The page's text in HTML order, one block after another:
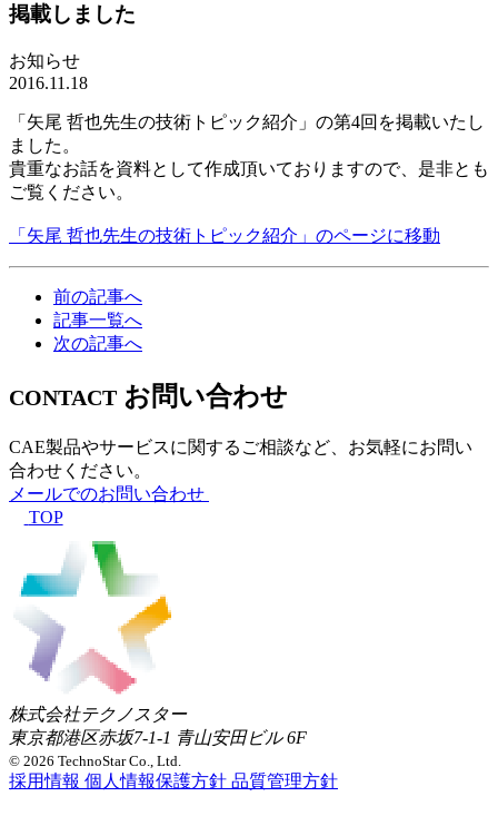
掲載しました
お知らせ
2016.11.18
「矢尾 哲也先生の技術トピック紹介」の第4回を掲載いたし
ました。
貴重なお話を資料として作成頂いておりますので、是非とも
ご覧ください。
「矢尾 哲也先生の技術トピック紹介」のページに移動
前の記事へ
記事一覧へ
次の記事へ
CONTACT お問い合わせ
CAE製品やサービスに関するご相談など、お気軽にお問い
合わせください。
メールでのお問い合わせ
TOP
株式会社テクノスター
東京都港区赤坂7-1-1 青山安田ビル 6F
© 2026 TechnoStar Co., Ltd.
採用情報 個人情報保護方針 品質管理方針